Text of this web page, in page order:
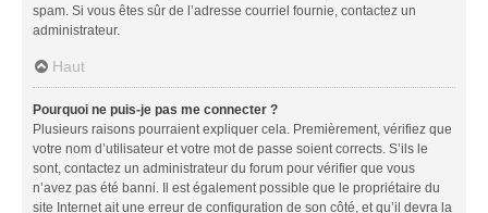
spam. Si vous êtes sûr de l’adresse courriel fournie, contactez un
administrateur.
Haut
Pourquoi ne puis-je pas me connecter ?
Plusieurs raisons pourraient expliquer cela. Premièrement, vérifiez que
votre nom d’utilisateur et votre mot de passe soient corrects. S’ils le
sont, contactez un administrateur du forum pour vérifier que vous
n’avez pas été banni. Il est également possible que le propriétaire du
site Internet ait une erreur de configuration de son côté, et qu’il devra la